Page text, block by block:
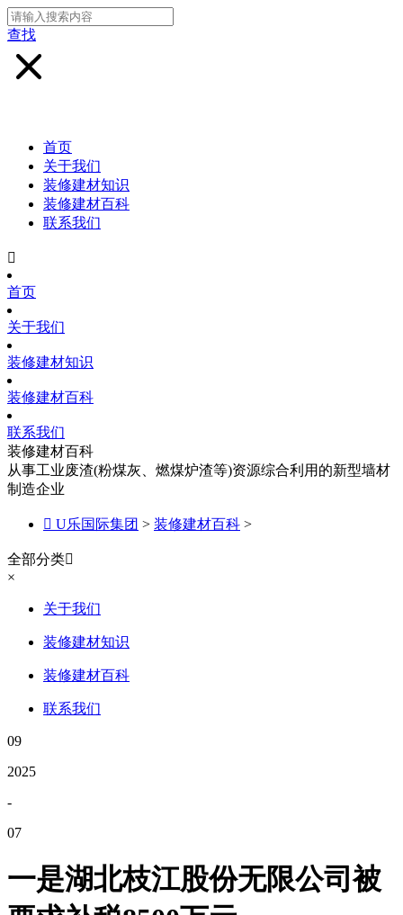
查找
首页
关于我们
装修建材知识
装修建材百科
联系我们

首页
关于我们
装修建材知识
装修建材百科
联系我们
装修建材百科
从事工业废渣(粉煤灰、燃煤炉渣等)资源综合利用的新型墙材
制造企业
 U乐国际集团 > 装修建材百科 >
全部分类
×
关于我们
装修建材知识
装修建材百科
联系我们
09
2025
-
07
一是湖北枝江股份无限公司被